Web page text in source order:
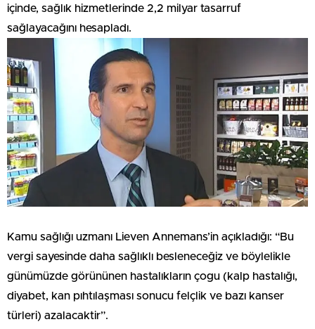
içinde, sağlık hizmetlerinde 2,2 milyar tasarruf
sağlayacağını hesapladı.
Kamu sağlığı uzmanı Lieven Annemans’in açıkladığı: “Bu
vergi sayesinde daha sağlıklı besleneceğiz ve böylelikle
günümüzde görününen hastalıkların çogu (kalp hastalığı,
diyabet, kan pıhtılaşması sonucu felçlik ve bazı kanser
türleri) azalacaktir”.